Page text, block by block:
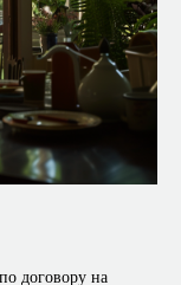
договору на